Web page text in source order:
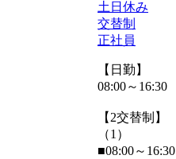
土日休み
交替制
正社員
【日勤】
08:00～16:30
【2交替制】
（1）
■08:00～16:30